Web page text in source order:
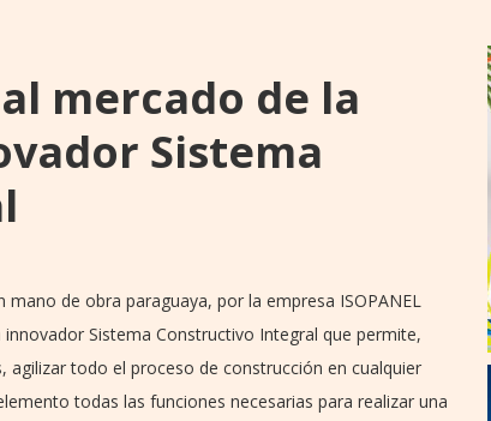
mercado de la
Sistema
de obra paraguaya, por la empresa ISOPANEL
Sistema Constructivo Integral que permite,
agilizar todo el proceso de construcción en cualquier
todas las funciones necesarias para realizar una